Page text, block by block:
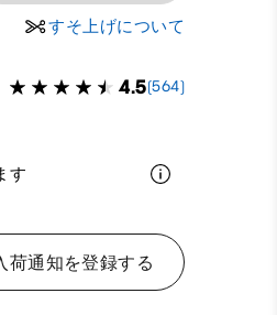
すそ上げについて
4.5(564)
す
荷通知を登録する